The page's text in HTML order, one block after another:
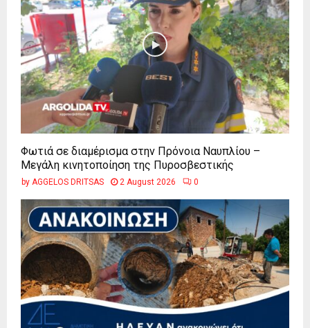
Φωτιά σε διαμέρισμα στην Πρόνοια Ναυπλίου –
Μεγάλη κινητοποίηση της Πυροσβεστικής
by AGGELOS DRITSAS 2 August 2026 0